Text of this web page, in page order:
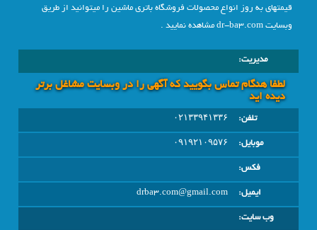
قیمتهای به روز انواع محصولات فروشگاه باتری ماشین را میتوانید از طریق
وبسایت dr-ba3.com مشاهده نمایید .
مدیریت:
لطفا هنگام تماس بگویید که آگهی را در وبسايت مشاغل برتر
دیده اید
تلفن:
۰۲۱۳۳۹۴۱۳۳۶
موبایل:
۰۹۱۹۲۱۰۹۵۷۶
فکس:
ایمیل:
drba3.com@gmail.com
وب سایت: